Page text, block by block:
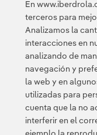
Asesor, con la
dirección de
Contacta Clientes
Transparencia
En
terceros para
Analizamos la
interacciones en
analizando de
navegación y
la web y en
utilizadas para
cuenta que la no
interferir en el